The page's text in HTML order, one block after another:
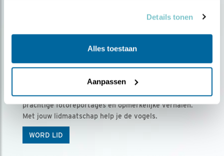
Details tonen
Alles toestaan
Aanpassen
Ontvang 5 x Vogels voor € 36,00 per jaar
Vogels is het tijdschrift voor onze leden, met
prachtige fotoreportages en opmerkelijke verhalen.
Met jouw lidmaatschap help je de vogels.
WORD LID